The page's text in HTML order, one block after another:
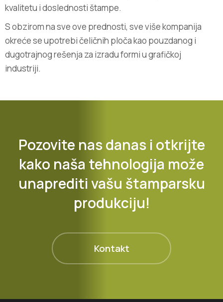
kvalitetu i doslednosti štampe.
S obzirom na sve ove prednosti, sve više kompanija
okreće se upotrebi čeličnih ploča kao pouzdanog i
dugotrajnog rešenja za izradu formi u grafičkoj
industriji.
Pozovite nas danas i otkrijte
kako naša tehnologija može
unaprediti vašu štamparsku
produkciju!
Kontakt